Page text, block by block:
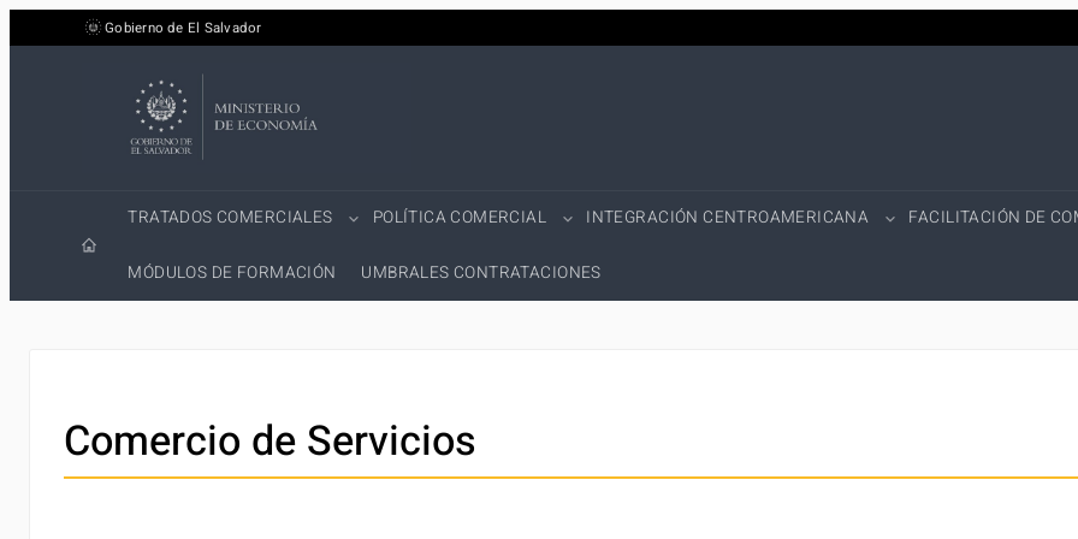
Gobierno de El Salvador
TRATADOS COMERCIALES POLÍTICA COMERCIAL INTEGRACIÓN CENTROAMERICANA FACILITACIÓN DE
MÓDULOS DE FORMACIÓN UMBRALES CONTRATACIONES
Comercio de Servicios